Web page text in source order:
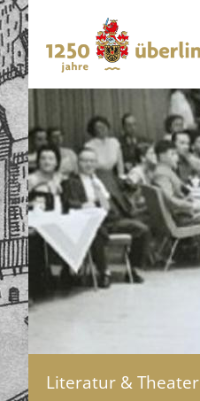
Literatur & Theater